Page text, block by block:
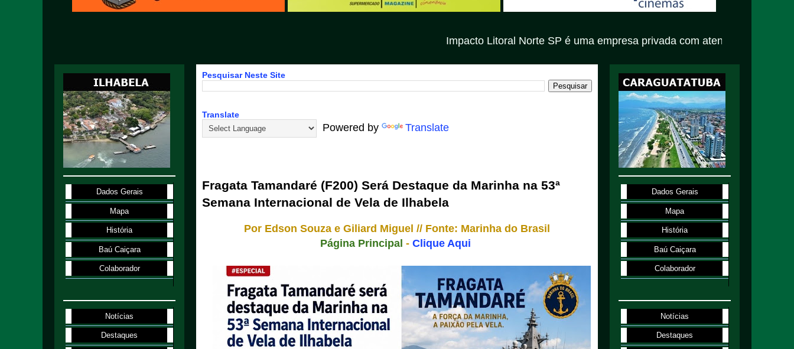
Impacto Litoral Norte SP é uma empresa privada com atendimento exclusivamente
Pesquisar Neste Site
Translate
Powered by Translate
Fragata Tamandaré (F200) Será Destaque da Marinha na 53ª
Semana Internacional de Vela de Ilhabela
Por Edson Souza e Giliard Miguel // Fonte: Marinha do Brasil
Página Principal - Clique Aqui
Dados Gerais
Mapa
História
Baú Caiçara
Colaborador
Notícias
Destaques
Dados Gerais
Mapa
História
Baú Caiçara
Colaborador
Notícias
Destaques